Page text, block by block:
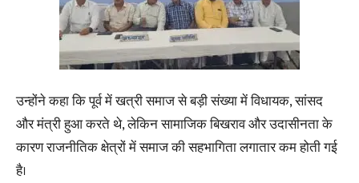
उन्होंने कहा कि पूर्व में खत्री समाज से बड़ी संख्या में विधायक, सांसद
और मंत्री हुआ करते थे, लेकिन सामाजिक बिखराव और उदासीनता के
कारण राजनीतिक क्षेत्रों में समाज की सहभागिता लगातार कम होती गई
है।